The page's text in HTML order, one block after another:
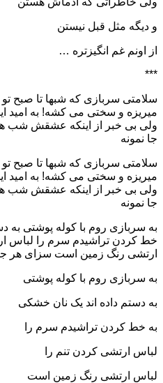
و دیگه مثل قبل نیستن
از اونم غم انگیزتره …
***
سلامتی سربازی که شبها تا صبح
میریزه و سختی می کشه! به امید
ولی بی خبر از اینکه عشقش شب ها
جا نمونه
سلامتی سربازی که شبها تا صبح
میریزه و سختی می کشه! به امید
ولی بی خبر از اینکه عشقش شب ها
جا نمونه
به سربازی روم با کوله پوشتی به
خط کردن تراشیدم سرم را لباس
ارتشی رنگ زمین است سزای هر
به سربازی روم با کوله پوشتی
به دستم داده اند یک نان خشکی
به خط کردن تراشیدم سرم را
لباس ارتشی کردن تنم را
لباس ارتشی رنگ زمین است